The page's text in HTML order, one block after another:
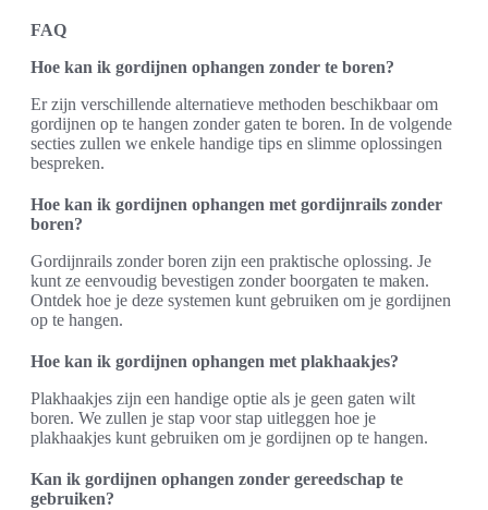
FAQ
Hoe kan ik gordijnen ophangen zonder te boren?
Er zijn verschillende alternatieve methoden beschikbaar om
gordijnen op te hangen zonder gaten te boren. In de volgende
secties zullen we enkele handige tips en slimme oplossingen
bespreken.
Hoe kan ik gordijnen ophangen met gordijnrails zonder
boren?
Gordijnrails zonder boren zijn een praktische oplossing. Je
kunt ze eenvoudig bevestigen zonder boorgaten te maken.
Ontdek hoe je deze systemen kunt gebruiken om je gordijnen
op te hangen.
Hoe kan ik gordijnen ophangen met plakhaakjes?
Plakhaakjes zijn een handige optie als je geen gaten wilt
boren. We zullen je stap voor stap uitleggen hoe je
plakhaakjes kunt gebruiken om je gordijnen op te hangen.
Kan ik gordijnen ophangen zonder gereedschap te
gebruiken?